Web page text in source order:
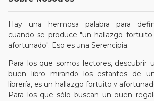
Hay una hermosa palabra para
cuando se produce "un hallazgo
afortunado". Eso es una Serendipia.
Para los que somos lectores, descubrir
buen libro mirando los estantes de
librería, es un hallazgo fortuito y
Para los que sólo buscan un buen